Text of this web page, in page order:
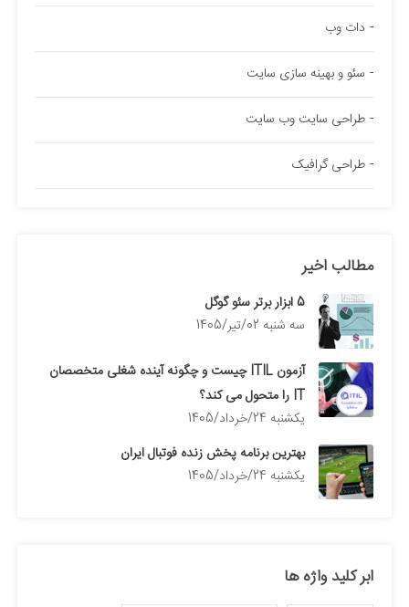
دات وب
سئو و بهینه سازی سایت
طراحی سایت وب سایت
طراحی گرافیک
مطالب اخیر
5 ابزار برتر سئو گوگل
سه شنبه 02/تیر/1405
آزمون ITIL چیست و چگونه آینده شغلی متخصصان
IT را متحول می کند؟
يكشنبه 24/خرداد/1405
بهترین برنامه پخش زنده فوتبال ایران
يكشنبه 24/خرداد/1405
ابر کلید واژه ها